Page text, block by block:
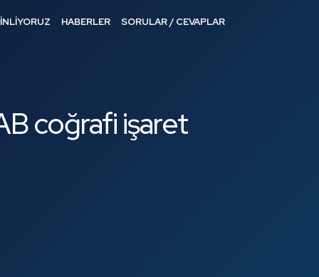
HABERLER SORULAR / CEVAPLAR
coğrafi işaret